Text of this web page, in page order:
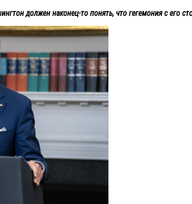
должен наконец-то понять, что гегемония с его